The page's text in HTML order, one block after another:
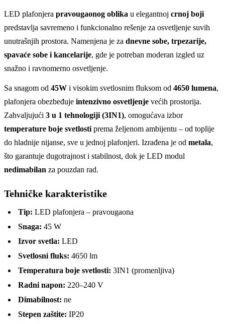
LED plafonjera pravougaonog oblika u elegantnoj crnoj boji
predstavlja savremeno i funkcionalno rešenje za osvetljenje suvih
unutrašnjih prostora. Namenjena je za dnevne sobe, trpezarije,
spavaće sobe i kancelarije, gde je potreban moderan izgled uz
snažno i ravnomerno osvetljenje.
Sa snagom od 45W i visokim svetlosnim fluksom od 4650 lumena,
plafonjera obezbeđuje intenzivno osvetljenje većih prostorija.
Zahvaljujući 3 u 1 tehnologiji (3IN1), omogućava izbor
temperature boje svetlosti prema željenom ambijentu – od toplije
do hladnije nijanse, sve u jednoj plafonjeri. Izrađena je od metala,
što garantuje dugotrajnost i stabilnost, dok je LED modul
nedimabilan za pouzdan rad.
Tehničke karakteristike
Tip: LED plafonjera – pravougaona
Snaga: 45 W
Izvor svetla: LED
Svetlosni fluks: 4650 lm
Temperatura boje svetlosti: 3IN1 (promenljiva)
Radni napon: 220–240 V
Dimabilnost: ne
Stepen zaštite: IP20